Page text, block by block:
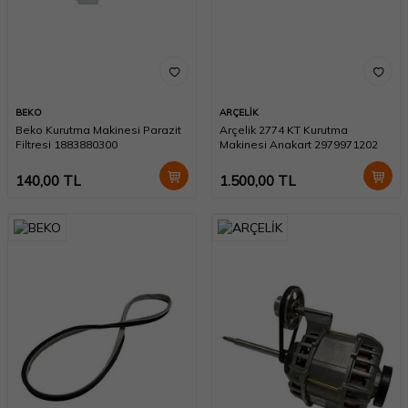
BEKO
Beko Kurutma Makinesi Parazit
Filtresi 1883880300
140,00 TL
ARÇELİK
Arçelik 2774 KT Kurutma
Makinesi Anakart 2979971202
1.500,00 TL